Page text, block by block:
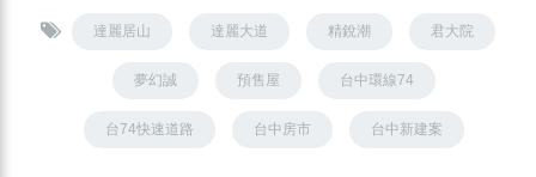
達麗居山 達麗大道 精銳潮 君大院
夢幻誠 預售屋 台中環線74
台74快速道路 台中房市 台中新建案